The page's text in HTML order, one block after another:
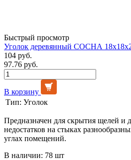
Быстрый просмотр
Уголок деревянный СОСНА
104 руб.
97.76 руб.
В корзину
Тип: Уголок
Предназначен для скрытия щелей и
недостатков на стыках
углах помещений.
В наличии: 78 шт